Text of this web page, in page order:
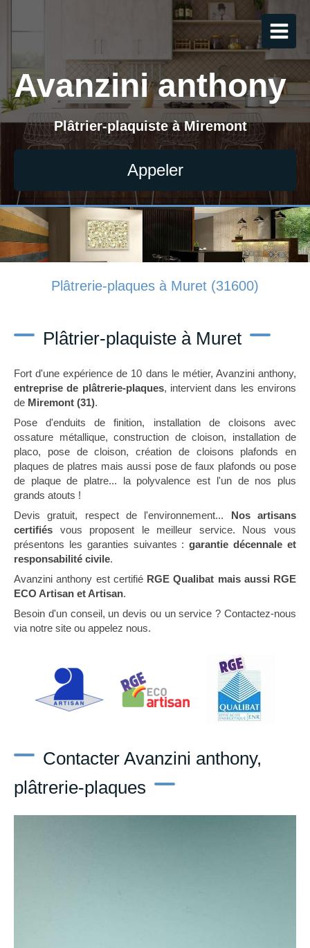
Avanzini anthony
Plâtrier-plaquiste à Miremont
Appeler
Plâtrerie-plaques à Muret (31600)
Plâtrier-plaquiste à Muret
Fort d'une expérience de 10 dans le métier, Avanzini anthony,
entreprise de plâtrerie-plaques, intervient dans les environs
de Miremont (31).
Pose d'enduits de finition, installation de cloisons avec
ossature métallique, construction de cloison, installation de
placo, pose de cloison, création de cloisons plafonds en
plaques de platres mais aussi pose de faux plafonds ou pose
de plaque de platre... la polyvalence est l'un de nos plus
grands atouts !
Devis gratuit, respect de l'environnement... Nos artisans
certifiés vous proposent le meilleur service. Nous vous
présentons les garanties suivantes :garantie décennale et
responsabilité civile.
Avanzini anthony est certifié RGE Qualibat mais aussi RGE
ECO Artisan et Artisan.
Besoin d'un conseil, un devis ou un service ? Contactez-nous
via notre site ou appelez nous.
Contacter Avanzini anthony,
plâtrerie-plaques